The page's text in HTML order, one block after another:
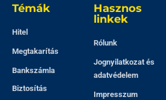
Témák
Hitel
Megtakarítás
Bankszámla
Biztosítás
Hasznos
linkek
Rólunk
Jognyilatkozat és
adatvédelem
Impresszum